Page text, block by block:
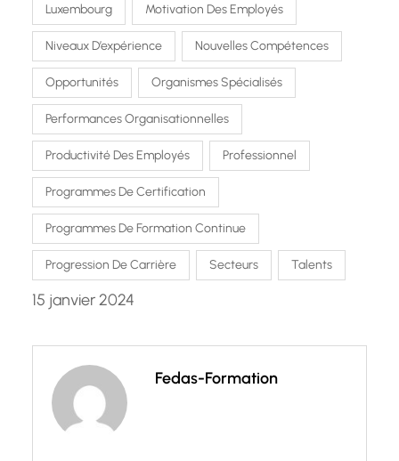
Luxembourg Motivation Des Employés
Niveaux D’expérience Nouvelles Compétences
Opportunités Organismes Spécialisés
Performances Organisationnelles
Productivité Des Employés Professionnel
Programmes De Certification
Programmes De Formation Continue
Progression De Carrière Secteurs Talents
15 janvier 2024
Fedas-Formation